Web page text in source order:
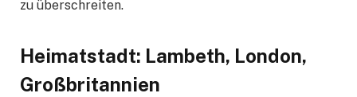
zu überschreiten.
Heimatstadt: Lambeth, London,
Großbritannien